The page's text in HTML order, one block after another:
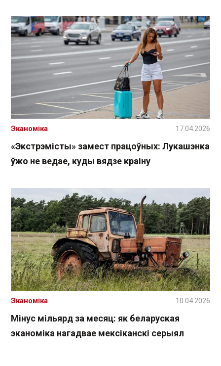
«Экстрэмісты» замест працоўных: Лукашэнка
ўжо не ведае, куды вядзе краіну
Эканоміка 17.04.2026
Мінус мільярд за месяц: як беларуская
эканоміка нагадвае мексіканскі серыял
Эканоміка 10.04.2026